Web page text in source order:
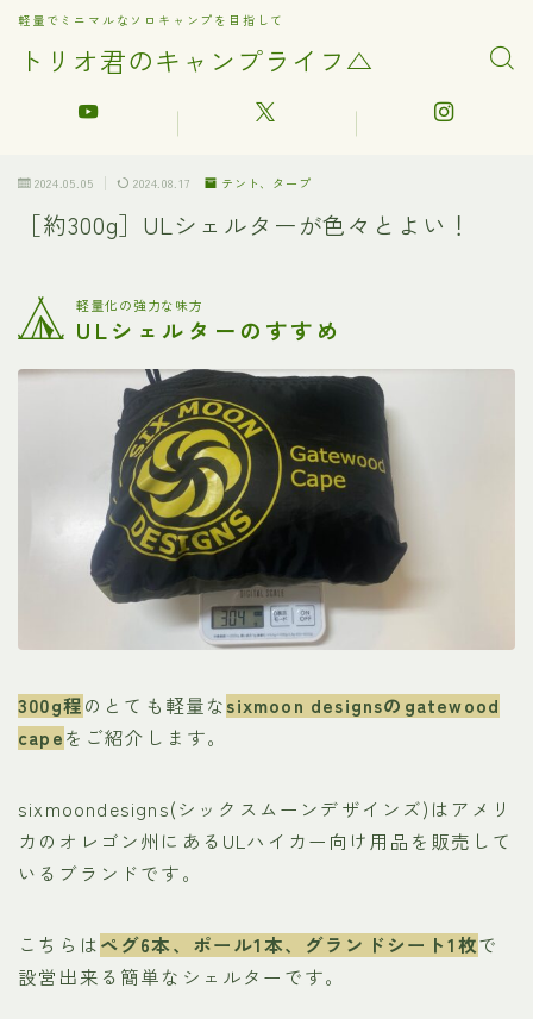
トリオ君のキャンプライフ△
軽量でミニマルなソロキャンプを目指して
2024.05.05 2024.08.17 テント、タープ
［約300g］ULシェルターが色々とよい！
軽量化の強力な味方
ULシェルターのすすめ
300g程のとても軽量なsixmoon designsのgatewood
capeをご紹介します。
sixmoondesigns(シックスムーンデザインズ)はアメリ
カのオレゴン州にあるULハイカー向け用品を販売して
いるブランドです。
こちらはペグ6本、ポール1本、グランドシート1枚で
設営出来る簡単なシェルターです。